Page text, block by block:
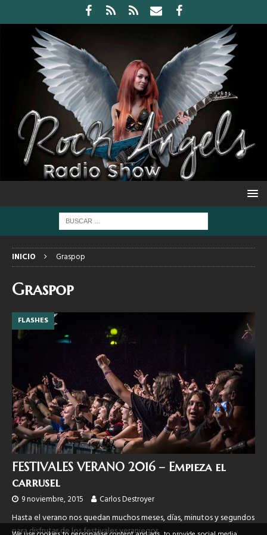
INICIO Graspop
Graspop
FLASHES
FESTIVALES VERANO 2016 – Empieza el
carrusel
9 noviembre, 2015 Carlos Destroyer
Hasta el verano nos quedan muchos meses, días, minutos y segundos
para disfrutar de los festivales veraniegos